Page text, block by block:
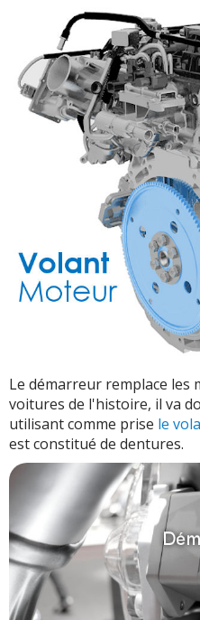
Le démarreur remplace les
voitures de l'histoire, il va
utilisant comme prise le
est constitué de dentures.